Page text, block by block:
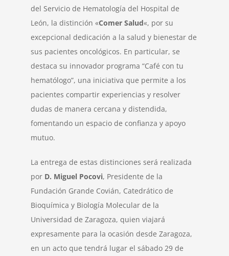
del Servicio de Hematología del Hospital de
León, la distinción «Comer Salud«, por su
excepcional dedicación a la salud y bienestar de
sus pacientes oncológicos. En particular, se
destaca su innovador programa “Café con tu
hematólogo”, una iniciativa que permite a los
pacientes compartir experiencias y resolver
dudas de manera cercana y distendida,
fomentando un espacio de confianza y apoyo
mutuo.
La entrega de estas distinciones será realizada
por D. Miguel Pocovi, Presidente de la
Fundación Grande Covián, Catedrático de
Bioquímica y Biología Molecular de la
Universidad de Zaragoza, quien viajará
expresamente para la ocasión desde Zaragoza,
en un acto que tendrá lugar el sábado 29 de